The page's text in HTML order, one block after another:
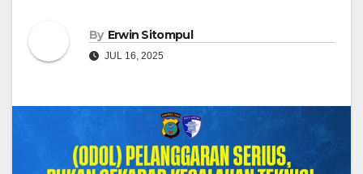
By Erwin Sitompul
JUL 16, 2025